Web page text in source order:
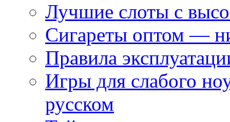
Лучшие слоты с
Сигареты оптом —
Правила
Игры для слабого
русском